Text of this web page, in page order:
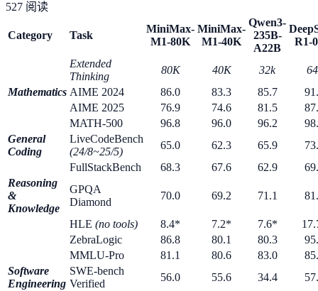
527 阅读
Category Task
MiniMax-
M1-80K
MiniMax-
M1-40K
Qwen3-
235B-
A22B
R1-
Extended
Thinking
80K 40K 32k
Mathematics AIME 2024 86.0 83.3 85.7
AIME 2025
76.9 74.6 81.5
MATH-500
96.8 96.0 96.2
General
Coding
LiveCodeBench
(24/8~25/5)
65.0 62.3 65.9
FullStackBench
68.3 67.6 62.9
Reasoning
&
Knowledge
GPQA
Diamond
70.0 69.2 71.1
HLE (no tools) 8.4* 7.2* 7.6*
ZebraLogic
86.8 80.1 80.3
MMLU-Pro
81.1 80.6 83.0
Software
Engineering
SWE-bench
Verified
56.0 55.6 34.4